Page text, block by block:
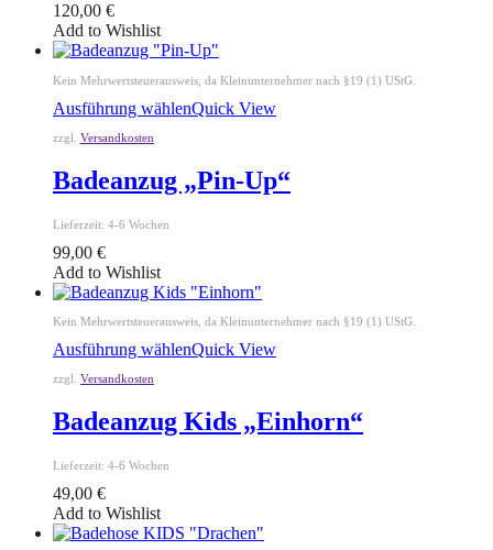
120,00 €
Add to Wishlist
Kein Mehrwertsteuerausweis, da Kleinunternehmer nach §19 (1) UStG.
Ausführung wählenQuick View
zzgl. Versandkosten
Badeanzug „Pin-Up“
Lieferzeit: 4-6 Wochen
99,00 €
Add to Wishlist
Kein Mehrwertsteuerausweis, da Kleinunternehmer nach §19 (1) UStG.
Ausführung wählenQuick View
zzgl. Versandkosten
Badeanzug Kids „Einhorn“
Lieferzeit: 4-6 Wochen
49,00 €
Add to Wishlist